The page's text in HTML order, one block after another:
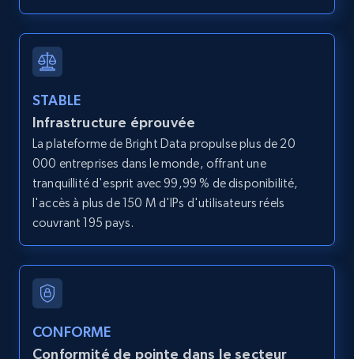
LinkedIn posts
URL, ID, User id, Use url, Title, Headline, Post
text, Date posted, and more.
11.3K+ 1.5K+ Essai gratuit
URL
URL, ID, User id, Use url, Title, Headline, Post
STABLE
Infrastructure éprouvée
La plateforme de Bright Data propulse plus de 20
000 entreprises dans le monde, offrant une
tranquillité d'esprit avec 99,99 % de disponibilité,
l'accès à plus de 150 M d'IPs d'utilisateurs réels
couvrant 195 pays.
CONFORME
Conformité de pointe dans le secteur